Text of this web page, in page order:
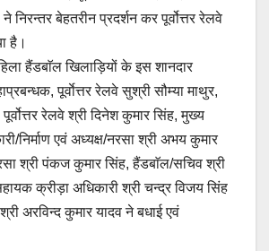
निरन्तर बेहतरीन प्रदर्शन कर पूर्वोत्तर रेलवे
है।
हैंडबाॅल खिलाड़ियों के इस शानदार
पूर्वाेत्तर रेलवे सुश्री सौम्या माथुर,
रेलवे श्री दिनेश कुमार सिंह, मुख्य
निर्माण एवं अध्यक्ष/नरसा श्री अभय कुमार
श्री पंकज कुमार सिंह, हैंडबाॅल/सचिव श्री
क्रीड़ा अधिकारी श्री चन्द्र विजय सिंह
अरविन्द कुमार यादव ने बधाई एवं